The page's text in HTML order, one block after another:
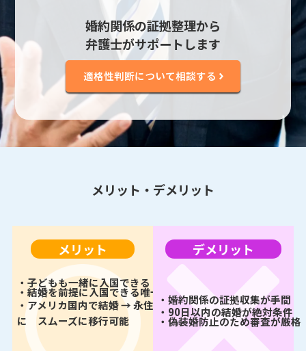
婚約関係の証拠整理から
弁護士がサポートします
適格性判断について相談する
メリット・デメリット
メリット
・子どもも一緒に入国できる（K-2）
・結婚を前提に入国できる唯一のビザ
・アメリカ国内で結婚 → 永住権申請
に
スムーズに移行可能
デメリット
・婚約関係の証拠収集が手間
・90日以内の結婚が絶対条件
・偽装婚防止のため審査が厳格